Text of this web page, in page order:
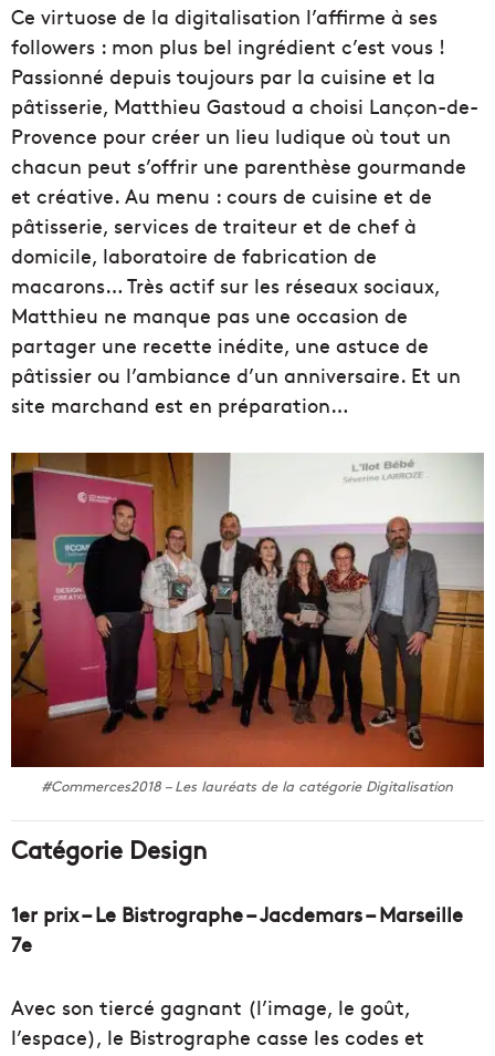
Ce virtuose de la digitalisation l’affirme à ses
followers : mon plus bel ingrédient c’est vous !
Passionné depuis toujours par la cuisine et la
pâtisserie, Matthieu Gastoud a choisi Lançon-de-
Provence pour créer un lieu ludique où tout un
chacun peut s’offrir une parenthèse gourmande
et créative. Au menu : cours de cuisine et de
pâtisserie, services de traiteur et de chef à
domicile, laboratoire de fabrication de
macarons… Très actif sur les réseaux sociaux,
Matthieu ne manque pas une occasion de
partager une recette inédite, une astuce de
pâtissier ou l’ambiance d’un anniversaire. Et un
site marchand est en préparation…
#Commerces2018 – Les lauréats de la catégorie Digitalisation
Catégorie Design
1er prix – Le Bistrographe – Jacdemars – Marseille
7e
Avec son tiercé gagnant (l’image, le goût,
l’espace), le Bistrographe casse les codes et